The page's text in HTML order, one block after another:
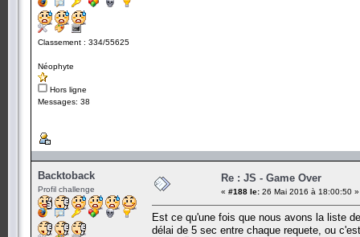
Classement : 334/55625
Néophyte
Hors ligne
Messages: 38
Backtoback
Profil challenge
Re : JS - Game Over
« #188 le: 26 Mai 2016 à 18:00:50 »
Est ce qu'une fois que nous avons la liste
délai de 5 sec entre chaque requete, ou